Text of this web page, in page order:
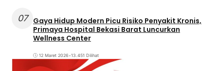
07
Gaya Hidup Modern Picu Risiko Penyakit Kronis,
Primaya Hospital Bekasi Barat Luncurkan
Wellness Center
12 Maret 2026•13.451 Dilihat